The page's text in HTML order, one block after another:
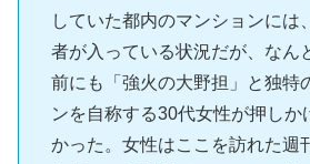
していた都内のマンションには
者が入っている状況だが、なん
前にも「強火の大野担」と独特
ンを自称する30代女性が押しか
かった。女性はここを訪れた週